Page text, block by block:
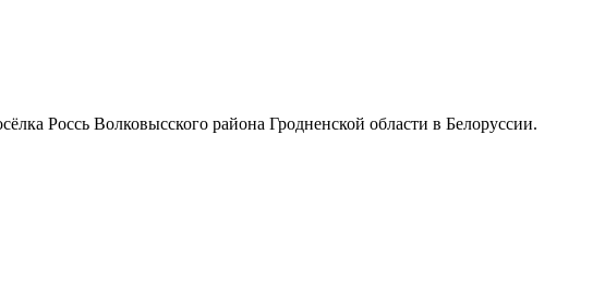
Россь Волковысского района Гродненской области в Белоруссии.